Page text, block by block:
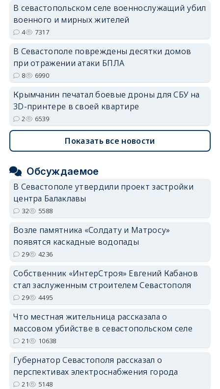
В севастопольском селе военнослужащий убил
военного и мирных жителей
4 7317
В Севастополе повреждены десятки домов
при отражении атаки БПЛА
8 6990
Крымчанин печатал боевые дроны для СБУ на
3D-принтере в своей квартире
2 6539
Показать все новости
Обсуждаемое
В Севастополе утвердили проект застройки
центра Балаклавы
32 5588
Возле памятника «Солдату и Матросу»
появятся каскадные водопады
29 4236
Собственник «ИнтерСтроя» Евгений Кабанов
стал заслуженным строителем Севастополя
29 4495
Что местная жительница рассказала о
массовом убийстве в севастопольском селе
21 10638
Губернатор Севастополя рассказал о
перспективах электроснабжения города
21 5148